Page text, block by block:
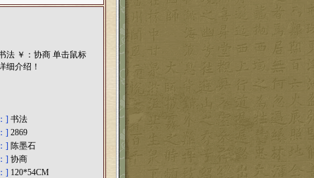
] 书法
] 2869
] 陈墨石
] 协商
] 120*54CM